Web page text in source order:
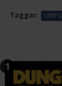
Taggar: LitRPG
1